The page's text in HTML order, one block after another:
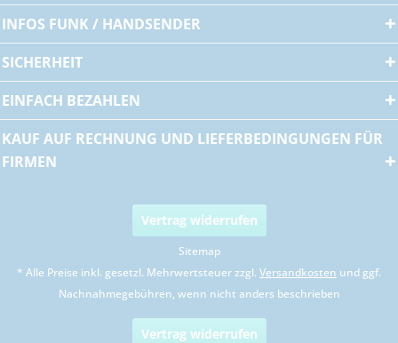
INFOS FUNK / HANDSENDER
SICHERHEIT
EINFACH BEZAHLEN
KAUF AUF RECHNUNG UND LIEFERBEDINGUNGEN FÜR
FIRMEN
Vertrag widerrufen
Sitemap
* Alle Preise inkl. gesetzl. Mehrwertsteuer zzgl. Versandkosten und ggf.
Nachnahmegebühren, wenn nicht anders beschrieben
Vertrag widerrufen